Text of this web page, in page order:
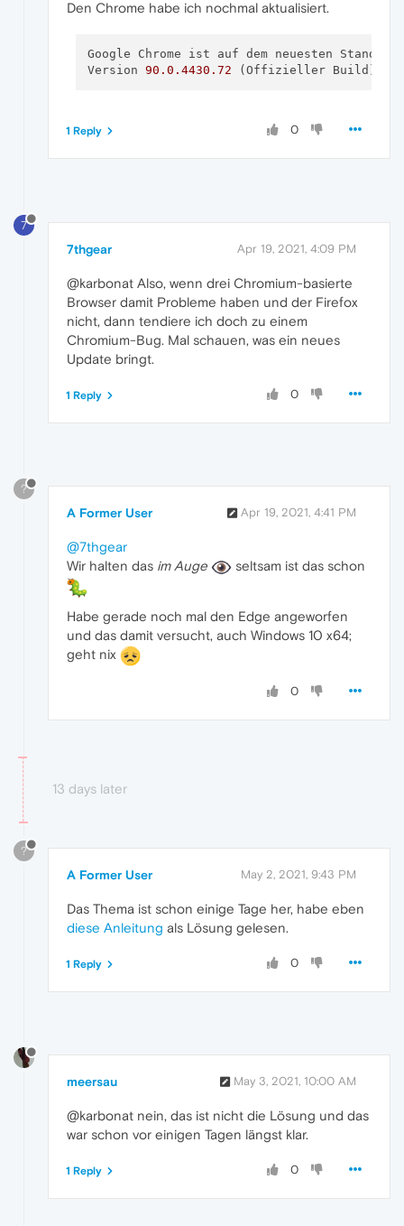
Den Chrome habe ich nochmal aktualisiert.
Google Chrome ist auf dem neuesten Stand.
Version 90.0 .4430 .72 (Offizieller Build) (
0
1 Reply
7
7thgear Apr 19, 2021, 4:09 PM
@karbonat Also, wenn drei Chromium-basierte
Browser damit Probleme haben und der Firefox
nicht, dann tendiere ich doch zu einem
Chromium-Bug. Mal schauen, was ein neues
Update bringt.
0
1 Reply
?
A Former User Apr 19, 2021, 4:41 PM
@7thgear
Wir halten das im Auge seltsam ist das schon
Habe gerade noch mal den Edge angeworfen
und das damit versucht, auch Windows 10 x64;
geht nix
0
13 days later
?
A Former User May 2, 2021, 9:43 PM
Das Thema ist schon einige Tage her, habe eben
diese Anleitung als Lösung gelesen.
0
1 Reply
meersau May 3, 2021, 10:00 AM
@karbonat nein, das ist nicht die Lösung und das
war schon vor einigen Tagen längst klar.
0
1 Reply